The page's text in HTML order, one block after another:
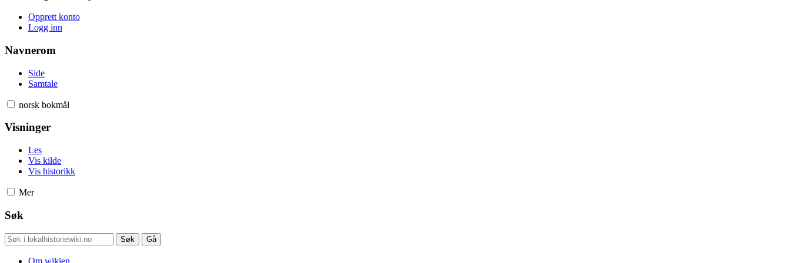
Opprett konto
Logg inn
Navnerom
Side
Samtale
norsk bokmål
Visninger
Les
Vis kilde
Vis historikk
Mer
Søk